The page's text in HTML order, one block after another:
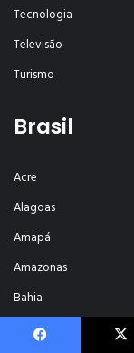
Tecnologia
Televisão
Turismo
Brasil
Acre
Alagoas
Amapá
Amazonas
Bahia
Ceará